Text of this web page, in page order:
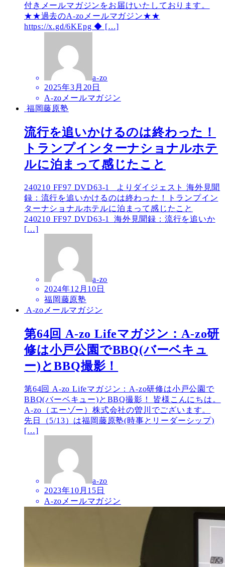
付きメールマガジンをお届けいたしております。
★★過去のA-zoメールマガジン★★
https://x.gd/6KEpg ◆ […]
a-zo
2025年3月20日
A-zoメールマガジン
福岡藤原塾
流行を追いかけるのは終わった！
トランプインターナショナルホテ
ルに泊まって感じたこと
240210 FF97 DVD63-1_ よりダイジェスト 海外見聞
録：流行を追いかけるのは終わった！トランプイン
ターナショナルホテルに泊まって感じたこと
240210 FF97 DVD63-1_海外見聞録：流行を追いか
[…]
a-zo
2024年12月10日
福岡藤原塾
A-zoメールマガジン
第64回 A-zo Lifeマガジン：A-zo研
修は小戸公園でBBQ(バーベキュ
ー)とBBQ撮影！
第64回 A-zo Lifeマガジン：A-zo研修は小戸公園で
BBQ(バーベキュー)とBBQ撮影！ 皆様こんにちは。
A-zo（エーゾー）株式会社の曽川でございます。
先日（5/13）は福岡藤原塾(時事とリーダーシップ)
[…]
a-zo
2023年10月15日
A-zoメールマガジン